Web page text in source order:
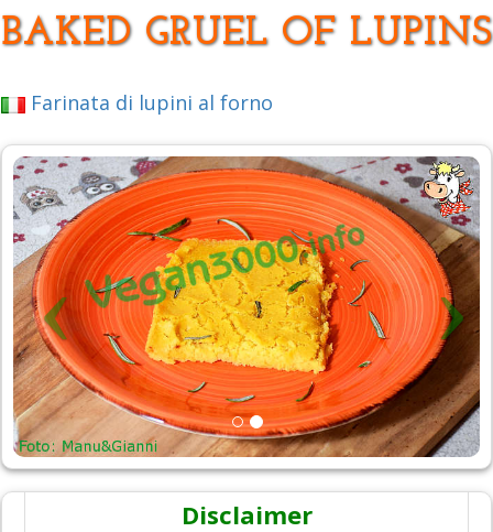
BAKED GRUEL OF LUPINS
Farinata di lupini al forno
Disclaimer